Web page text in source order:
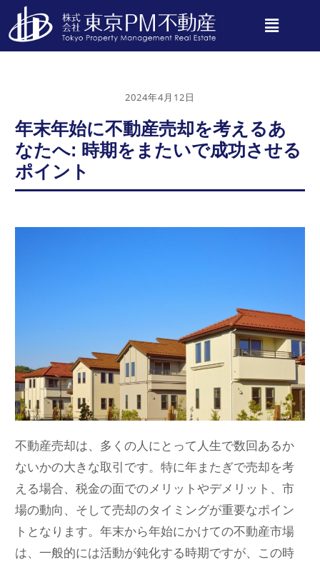
2024年4月12日
年末年始に不動産売却を考えるあ
なたへ: 時期をまたいで成功させる
ポイント
不動産売却は、多くの人にとって人生で数回あるか
ないかの大きな取引です。特に年またぎで売却を考
える場合、税金の面でのメリットやデメリット、市
場の動向、そして売却のタイミングが重要なポイン
トとなります。年末から年始にかけての不動産市場
は、一般的には活動が鈍化する時期ですが、この時